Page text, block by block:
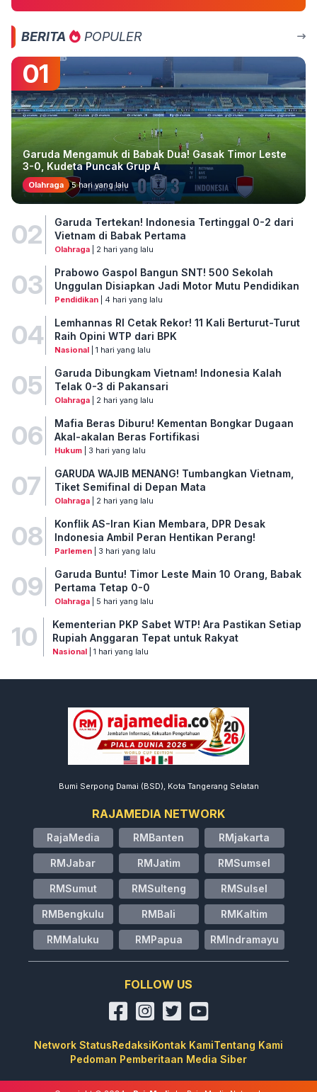
BERITA POPULER
01
Garuda Mengamuk di Babak Dua! Gasak Timor Leste
3-0, Kudeta Puncak Grup A
Olahraga 5 hari yang lalu
02
Garuda Tertekan! Indonesia Tertinggal 0-2 dari
Vietnam di Babak Pertama
Olahraga| 2 hari yang lalu
03
Prabowo Gaspol Bangun SNT! 500 Sekolah
Unggulan Disiapkan Jadi Motor Mutu Pendidikan
Pendidikan| 4 hari yang lalu
04
Lemhannas RI Cetak Rekor! 11 Kali Berturut-Turut
Raih Opini WTP dari BPK
Nasional| 1 hari yang lalu
05
Garuda Dibungkam Vietnam! Indonesia Kalah
Telak 0-3 di Pakansari
Olahraga| 2 hari yang lalu
06
Mafia Beras Diburu! Kementan Bongkar Dugaan
Akal-akalan Beras Fortifikasi
Hukum| 3 hari yang lalu
07
GARUDA WAJIB MENANG! Tumbangkan Vietnam,
Tiket Semifinal di Depan Mata
Olahraga| 2 hari yang lalu
08
Konflik AS-Iran Kian Membara, DPR Desak
Indonesia Ambil Peran Hentikan Perang!
Parlemen| 3 hari yang lalu
09
Garuda Buntu! Timor Leste Main 10 Orang, Babak
Pertama Tetap 0-0
Olahraga| 5 hari yang lalu
10
Kementerian PKP Sabet WTP! Ara Pastikan Setiap
Rupiah Anggaran Tepat untuk Rakyat
Nasional| 1 hari yang lalu
Bumi Serpong Damai (BSD), Kota Tangerang Selatan
RAJAMEDIA NETWORK
RajaMedia RMBanten RMjakarta
RMJabar RMJatim RMSumsel
RMSumut RMSulteng RMSulsel
RMBengkulu RMBali RMKaltim
RMMaluku RMPapua RMIndramayu
FOLLOW US
Network StatusRedaksiKontak KamiTentang Kami
Pedoman Pemberitaan Media Siber